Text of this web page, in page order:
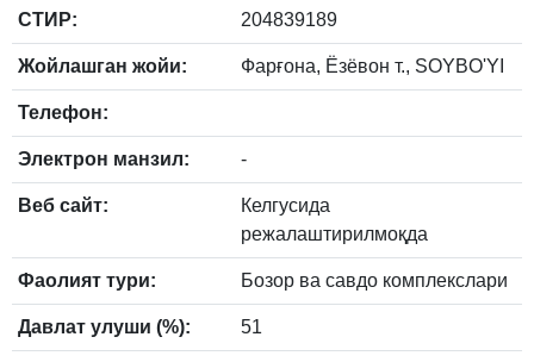
СТИР: 204839189
Жойлашган жойи: Фарғона, Ёзёвон т., SOYBO'YI
Телефон:
Электрон манзил: -
Веб сайт:
Келгусида
режалаштирилмоқда
Фаолият тури: Бозор ва савдо комплекслари
Давлат улуши (%): 51